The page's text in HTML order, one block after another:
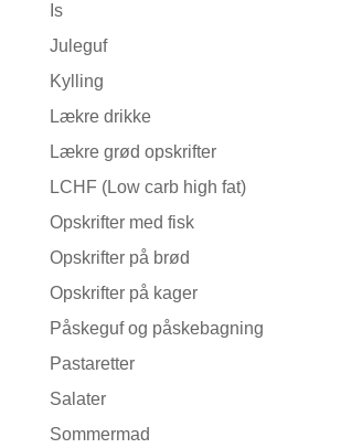
Is
Juleguf
Kylling
Lækre drikke
Lækre grød opskrifter
LCHF (Low carb high fat)
Opskrifter med fisk
Opskrifter på brød
Opskrifter på kager
Påskeguf og påskebagning
Pastaretter
Salater
Sommermad